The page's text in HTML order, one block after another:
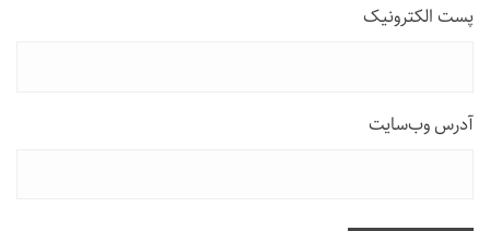
پست الکترونیک
آدرس وب‌سایت